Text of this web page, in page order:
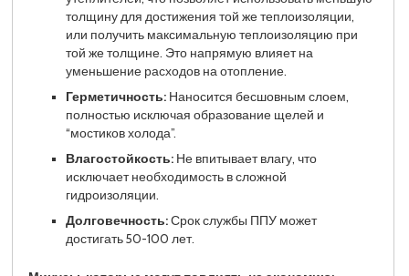
толщину для достижения той же теплоизоляции,
или получить максимальную теплоизоляцию при
той же толщине. Это напрямую влияет на
уменьшение расходов на отопление.
Герметичность:Наносится бесшовным слоем,
полностью исключая образование щелей и
“мостиков холода”.
Влагостойкость:Не впитывает влагу, что
исключает необходимость в сложной
гидроизоляции.
Долговечность:Срок службы ППУ может
достигать 50-100 лет.